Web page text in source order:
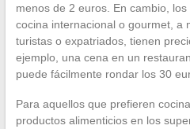
menos de 2 euros. En cambio,
cocina internacional o gourmet, a
turistas o expatriados, tienen
ejemplo, una cena en un
puede fácilmente rondar los 30
Para aquellos que prefieren
productos alimenticios en los